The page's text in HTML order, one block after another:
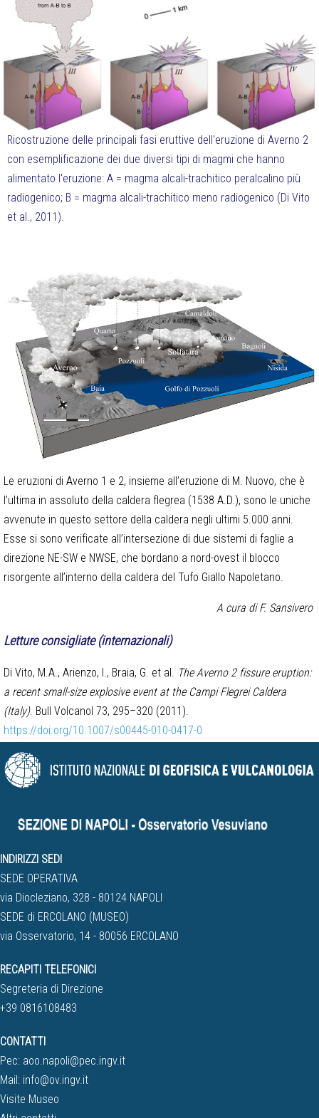
Ricostruzione delle principali fasi eruttive dell'eruzione di Averno 2
con esemplificazione dei due diversi tipi di magmi che hanno
alimentato l'eruzione: A = magma alcali-trachitico peralcalino più
radiogenico; B = magma alcali-trachitico meno radiogenico (Di Vito
et al., 2011).
Le eruzioni di Averno 1 e 2, insieme all’eruzione di M. Nuovo, che è
l’ultima in assoluto della caldera flegrea (1538 A.D.), sono le uniche
avvenute in questo settore della caldera negli ultimi 5.000 anni.
Esse si sono verificate all’intersezione di due sistemi di faglie a
direzione NE-SW e NWSE, che bordano a nord-ovest il blocco
risorgente all’interno della caldera del Tufo Giallo Napoletano.
A cura di F. Sansivero
Letture consigliate (internazionali)
Di Vito, M.A., Arienzo, I., Braia, G. et al. The Averno 2 fissure eruption:
a recent small-size explosive event at the Campi Flegrei Caldera
(Italy). Bull Volcanol 73, 295–320 (2011).
https://doi.org/10.1007/s00445-010-0417-0
INDIRIZZI SEDI
SEDE OPERATIVA
via Diocleziano, 328 - 80124 NAPOLI
SEDE di ERCOLANO (MUSEO)
via Osservatorio, 14 - 80056 ERCOLANO
RECAPITI TELEFONICI
Segreteria di Direzione
+39 0816108483
CONTATTI
Pec: aoo.napoli@pec.ingv.it
Mail: info@ov.ingv.it
Visite Museo